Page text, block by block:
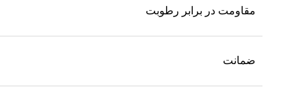
مقاومت در برابر رطوبت
ضمانت